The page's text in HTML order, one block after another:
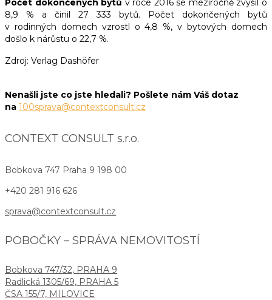
Počet dokončených bytů v roce 2016 se meziročně zvýšil o
8,9 % a činil 27 333 bytů. Počet dokončených bytů
v rodinných domech vzrostl o 4,8 %, v bytových domech
došlo k nárůstu o 22,7 %.
Zdroj: Verlag Dashöfer
Nenašli jste co jste hledali? Pošlete nám Váš dotaz
na 100sprava@contextconsult.cz
CONTEXT CONSULT s.r.o.
Bobkova 747 Praha 9 198 00
+420 281 916 626
sprava@contextconsult.cz
POBOČKY – SPRÁVA NEMOVITOSTÍ
Bobkova 747/32, PRAHA 9
Radlická 1305/69, PRAHA 5
ČSA 155/7, MILOVICE